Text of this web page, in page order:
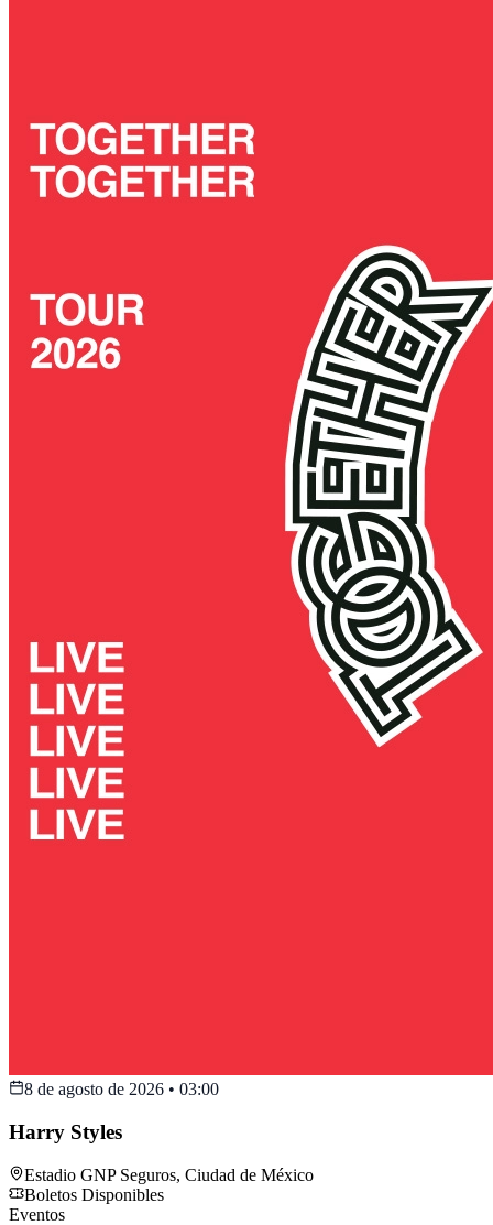
8 de agosto de 2026 • 03:00
Harry Styles
Estadio GNP Seguros, Ciudad de México
Boletos Disponibles
Eventos